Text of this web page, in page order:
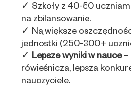
✓ Szkoły z 40-50
na zbilansowanie.
✓ Największe
jednostki (250-300+
✓ Lepsze wyniki w nauce–
rówieśnicza, lepsza
nauczyciele.